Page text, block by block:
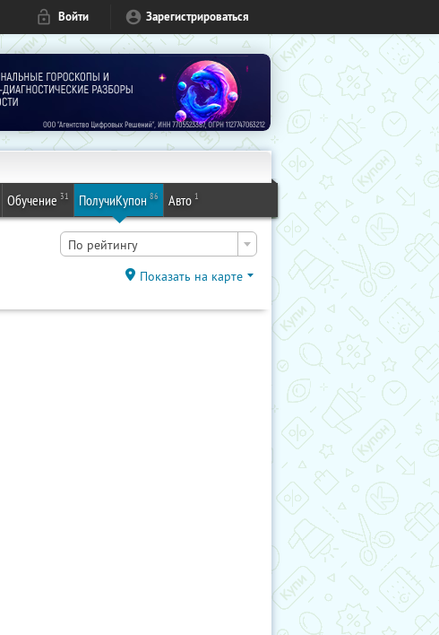
Войти Зарегистрироваться
Обучение 31 ПолучиКупон 86 Авто 1
По рейтингу
Показать на карте